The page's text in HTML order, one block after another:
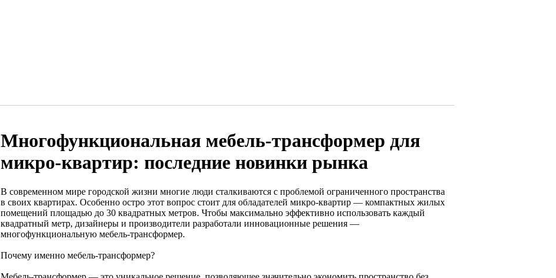
Многофункциональная мебель-трансформер для
микро-квартир: последние новинки рынка
В современном мире городской жизни многие люди сталкиваются с проблемой ограниченного пространства
в своих квартирах. Особенно остро этот вопрос стоит для обладателей микро-квартир — компактных жилых
помещений площадью до 30 квадратных метров. Чтобы максимально эффективно использовать каждый
квадратный метр, дизайнеры и производители разработали инновационные решения —
многофункциональную мебель-трансформер.
Почему именно мебель-трансформер?